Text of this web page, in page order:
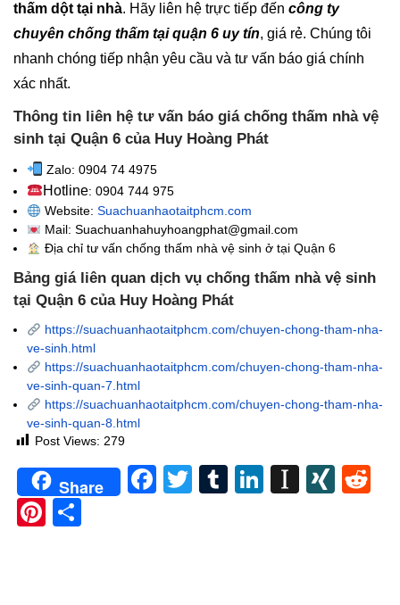
thấm dột tại nhà. Hãy liên hệ trực tiếp đến công ty
chuyên chống thấm tại quận 6 uy tín, giá rẻ. Chúng tôi
nhanh chóng tiếp nhận yêu cầu và tư vấn báo giá chính
xác nhất.
Thông tin liên hệ tư vấn báo giá chống thấm nhà vệ
sinh tại Quận 6 của Huy Hoàng Phát
Zalo: 0904 74 4975
Hotline: 0904 744 975
Website: Suachuanhaotaitphcm.com
Mail: Suachuanhahuyhoangphat@gmail.com
Địa chỉ tư vấn chống thấm nhà vệ sinh ở tại Quận 6
Bảng giá liên quan dịch vụ chống thấm nhà vệ sinh
tại Quận 6 của Huy Hoàng Phát
https://suachuanhaotaitphcm.com/chuyen-chong-tham-nha-
ve-sinh.html
https://suachuanhaotaitphcm.com/chuyen-chong-tham-nha-
ve-sinh-quan-7.html
https://suachuanhaotaitphcm.com/chuyen-chong-tham-nha-
ve-sinh-quan-8.html
Post Views: 279
Share Facebook
TwitterTumblrLinkedIn
Pinterest